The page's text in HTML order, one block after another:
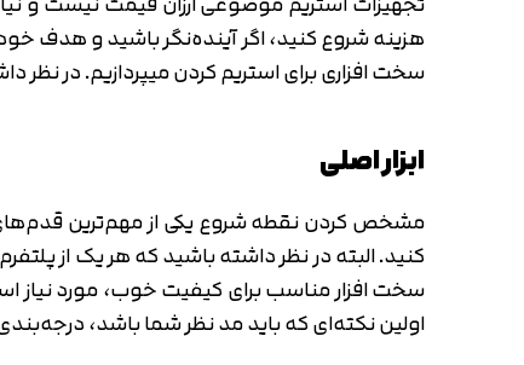
هزینه شروع کنید، اگر آینده‌نگر باشید و هدف خود
سخت افزاری برای استریم کردن میپردازیم. در
ابزار اصلی
مشخص کردن نقطه شروع یکی از مهم‌ترین قدم‌های
سخت افزار مناسب برای کیفیت خوب، مورد نیاز
اولین نکته‌ای که باید مد نظر شما باشد،